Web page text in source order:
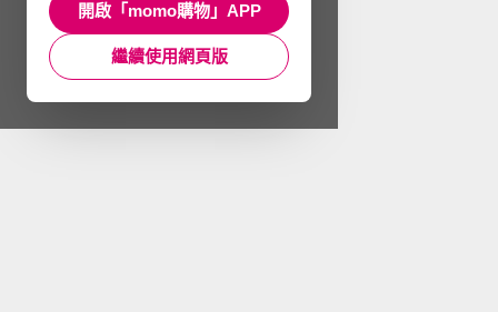
開啟「momo購物」APP
繼續使用網頁版